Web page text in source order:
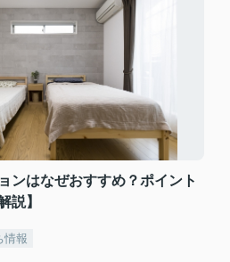
ンはなぜおすすめ？ポイント
説】
報